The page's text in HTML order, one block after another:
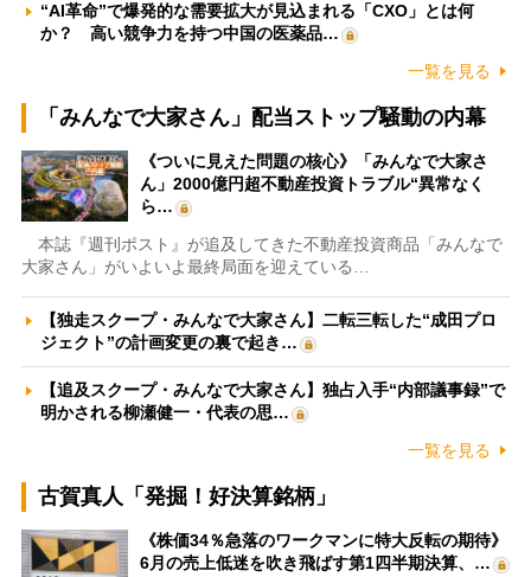
“AI革命”で爆発的な需要拡大が見込まれる「CXO」とは何
か？ 高い競争力を持つ中国の医薬品…
一覧を見る
「みんなで大家さん」配当ストップ騒動の内幕
《ついに見えた問題の核心》「みんなで大家さ
ん」2000億円超不動産投資トラブル“異常なく
ら…
本誌『週刊ポスト』が追及してきた不動産投資商品「みんなで
大家さん」がいよいよ最終局面を迎えている…
【独走スクープ・みんなで大家さん】二転三転した“成田プロ
ジェクト”の計画変更の裏で起き…
【追及スクープ・みんなで大家さん】独占入手“内部議事録”で
明かされる柳瀬健一・代表の思…
一覧を見る
古賀真人「発掘！好決算銘柄」
《株価34％急落のワークマンに特大反転の期待》
6月の売上低迷を吹き飛ばす第1四半期決算、…